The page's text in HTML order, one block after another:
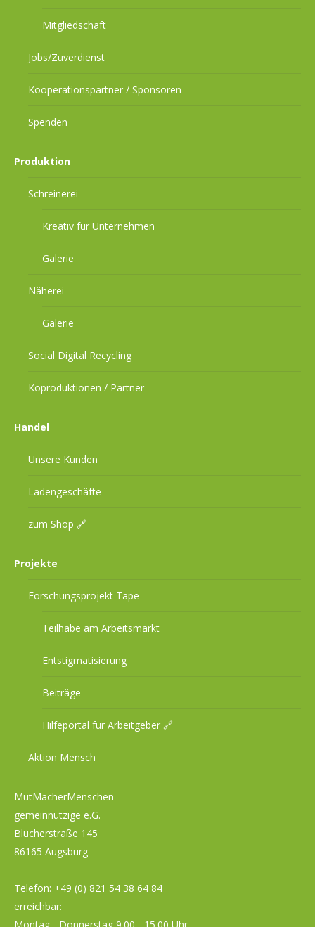
Mitgliedschaft
Jobs/Zuverdienst
Kooperationspartner / Sponsoren
Spenden
Produktion
Schreinerei
Kreativ für Unternehmen
Galerie
Näherei
Galerie
Social Digital Recycling
Koproduktionen / Partner
Handel
Unsere Kunden
Ladengeschäfte
zum Shop 🔗
Projekte
Forschungsprojekt Tape
Teilhabe am Arbeitsmarkt
Entstigmatisierung
Beiträge
Hilfeportal für Arbeitgeber 🔗
Aktion Mensch
MutMacherMenschen
gemeinnützige e.G.
Blücherstraße 145
86165 Augsburg
Telefon: +49 (0) 821 54 38 64 84
erreichbar: